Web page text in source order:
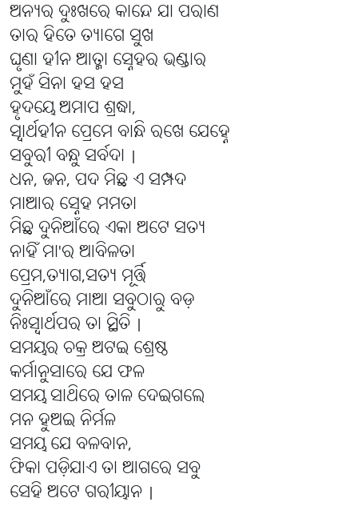
ଅନ୍ୟର ଦୁଃଖରେ କାନ୍ଦେ ଯା ପରାଣ
ତାର ହିତେ ତ୍ୟାଗେ ସୁଖ
ଘୃଣା ହୀନ ଆତ୍ମା ସ୍ନେହର ଭଣ୍ଡାର
ମୁହଁ ସିନା ହସ ହସ
ହୃଦୟେ ଅମାପ ଶ୍ରଦ୍ଧା,
ସ୍ୱାର୍ଥହୀନ ପ୍ରେମେ ବାନ୍ଧି ରଖେ ଯେହ୍ନେ
ସବୁରୀ ବନ୍ଧୁ ସର୍ବଦା |
ଧନ, ଜନ, ପଦ ମିଛ ଏ ସମ୍ପଦ
ମାଆର ସ୍ନେହ ମମତା
ମିଛ ଦୁନିଆଁରେ ଏକା ଅଟେ ସତ୍ୟ
ନାହିଁ ମା'ର ଆବିଳତା
ପ୍ରେମ,ତ୍ୟାଗ,ସତ୍ୟ ମୂର୍ତ୍ତି
ଦୁନିଆଁରେ ମାଆ ସବୁଠାରୁ ବଡ଼
ନିଃସ୍ବାର୍ଥପର ତା ସ୍ଥିତି |
ସମୟର ଚକ୍ର ଅଟଇ ଶ୍ରେଷ୍ଠ
କର୍ମାନୁସାରେ ଯେ ଫଳ
ସମୟ ସାଥିରେ ତାଳ ଦେଇଗଲେ
ମନ ହୁଅଇ ନିର୍ମଳ
ସମୟ ଯେ ବଳବାନ,
ଫିକା ପଡ଼ିଯାଏ ତା ଆଗରେ ସବୁ
ସେହି ଅଟେ ଗରୀୟାନ |